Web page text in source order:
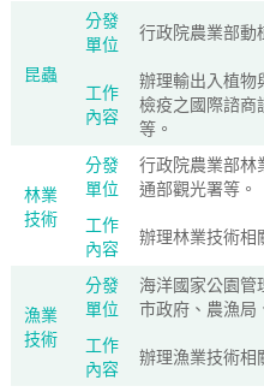
昆蟲
分發
單位
行政院農業部動
工作
內容
辦理輸出入植物
檢疫之國際諮商
等。
林業
技術
分發
單位
行政院農業部林
通部觀光署等。
工作
內容
辦理林業技術相
漁業
技術
分發
單位
海洋國家公園管
市政府、農漁局
工作
內容
辦理漁業技術相